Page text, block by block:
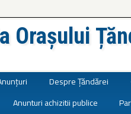
Orașului
Despre Țăndărei
Anunturi achizitii publice